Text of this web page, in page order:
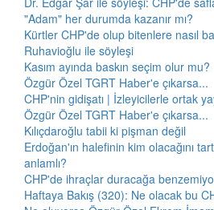
"Adam" her durumda kazanır mı?
Kürtler CHP'de olup bitenlere nasıl
Ruhavioğlu ile söyleşi
Kasım ayında baskın seçim olur mu?
Özgür Özel TGRT Haber'e çıkarsa...
CHP'nin gidişatı | İzleyicilerle ortak
Özgür Özel TGRT Haber'e çıkarsa...
Kılıçdaroğlu tabii ki pişman değil
Erdoğan'ın halefinin kim olacağını
anlamlı?
CHP'de ihraçlar duracağa
Haftaya Bakış (320): Ne olacak bu